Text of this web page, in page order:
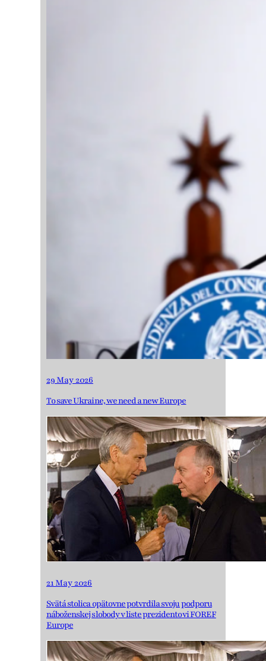
29 May 2026
To save Ukraine, we need a new Europe
21 May 2026
Svätá stolica opätovne potvrdila svoju podporu
náboženskej slobody v liste prezidentovi FOREF
Europe